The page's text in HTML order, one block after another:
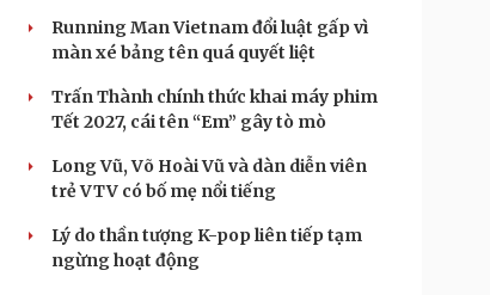
Running Man Vietnam đổi luật gấp vì
màn xé bảng tên quá quyết liệt
Trấn Thành chính thức khai máy phim
Tết 2027, cái tên “Em” gây tò mò
Long Vũ, Võ Hoài Vũ và dàn diễn viên
trẻ VTV có bố mẹ nổi tiếng
Lý do thần tượng K-pop liên tiếp tạm
ngừng hoạt động